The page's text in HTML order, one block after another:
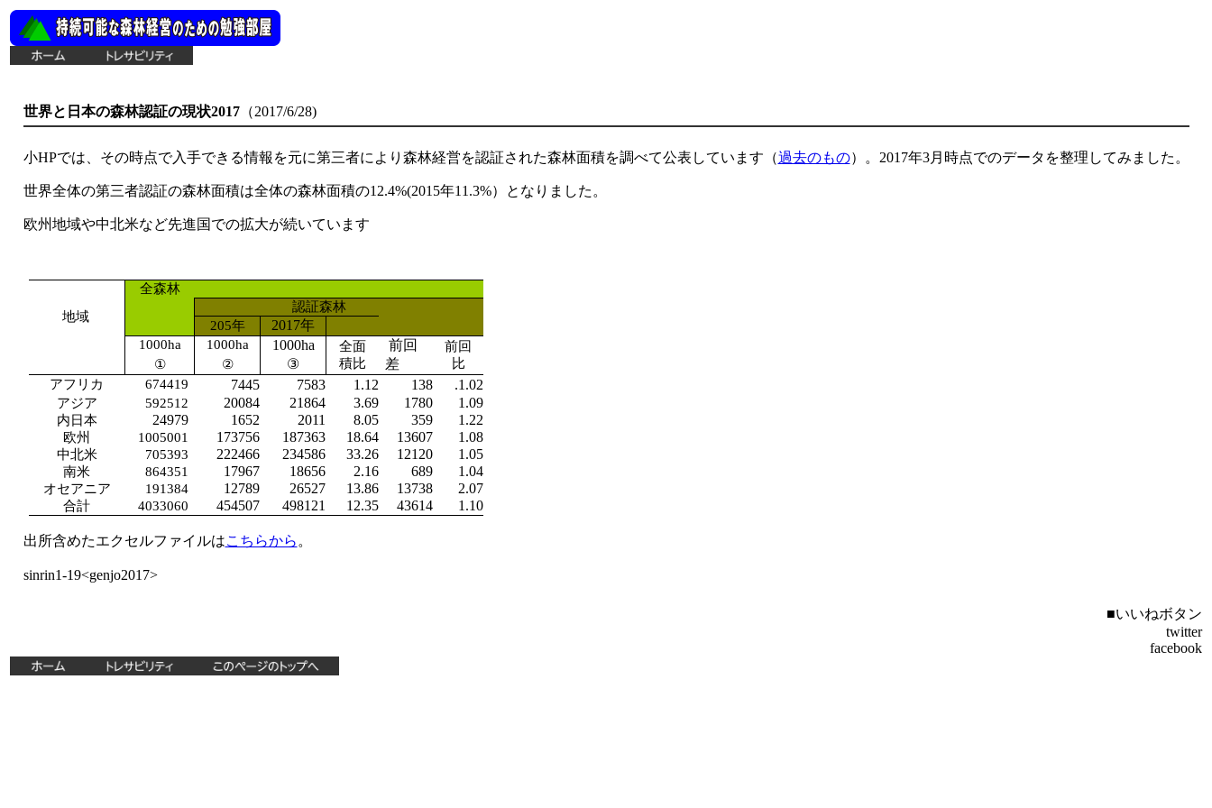
世界と日本の森林認証の現状2017（2017/6/28)
小HPでは、その時点で入手できる情報を元に第三者により森林経営を認証された森林面積を調べて公表しています（過去のもの）。2017年3月時点でのデータを整理してみました。
世界全体の第三者認証の森林面積は全体の森林面積の12.4%(2015年11.3%）となりました。
欧州地域や中北米など先進国での拡大が続いています
地域
全森林
認証森林
205年 2017年
1000ha 1000ha 1000ha
全面
積比
前回
差
前回
比
① ② ③
アフリカ 674419 7445 7583 1.12 138 .1.02
アジア 592512 20084 21864 3.69 1780 1.09
内日本 24979 1652 2011 8.05 359 1.22
欧州 1005001 173756 187363 18.64 13607 1.08
中北米 705393 222466 234586 33.26 12120 1.05
南米 864351 17967 18656 2.16 689 1.04
オセアニア 191384 12789 26527 13.86 13738 2.07
合計 4033060 454507 498121 12.35 43614 1.10
出所含めたエクセルファイルはこちらから 。
sinrin1-19<genjo2017>
■いいねボタン
twitter
facebook